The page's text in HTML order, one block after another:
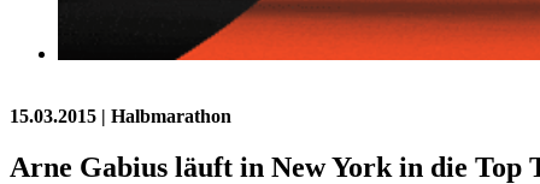
15.03.2015 | Halbmarathon
Arne Gabius läuft in New York in die Top